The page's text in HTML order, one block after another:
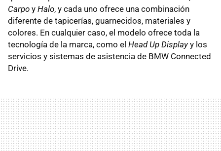
Carpo y Halo, y cada uno ofrece una combinación
diferente de tapicerías, guarnecidos, materiales y
colores. En cualquier caso, el modelo ofrece toda la
tecnología de la marca, como el Head Up Displayy los
servicios y sistemas de asistencia de BMW Connected
Drive.